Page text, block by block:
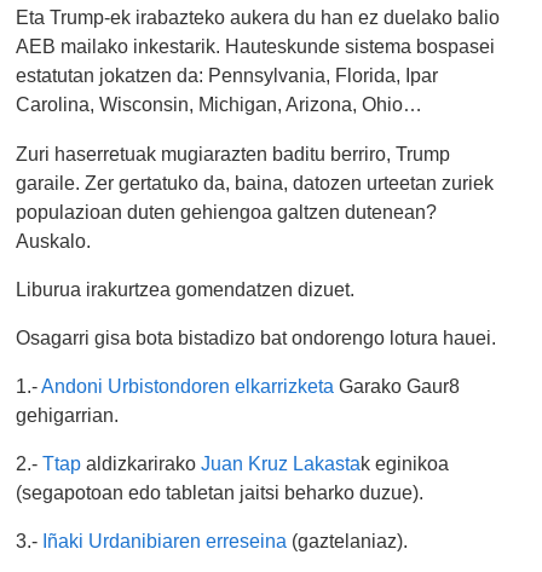
Eta Trump-ek irabazteko aukera du han ez duelako balio
AEB mailako inkestarik. Hauteskunde sistema bospasei
estatutan jokatzen da: Pennsylvania, Florida, Ipar
Carolina, Wisconsin, Michigan, Arizona, Ohio…
Zuri haserretuak mugiarazten baditu berriro, Trump
garaile. Zer gertatuko da, baina, datozen urteetan zuriek
populazioan duten gehiengoa galtzen dutenean?
Auskalo.
Liburua irakurtzea gomendatzen dizuet.
Osagarri gisa bota bistadizo bat ondorengo lotura hauei.
1.-Andoni Urbistondoren elkarrizketa Garako Gaur8
gehigarrian.
2.-Ttap aldizkarirakoJuan Kruz Lakastak eginikoa
(segapotoan edo tabletan jaitsi beharko duzue).
3.- Iñaki Urdanibiaren erreseina (gaztelaniaz).